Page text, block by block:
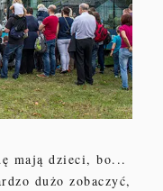
mają dzieci, bo...
dużo zobaczyć,